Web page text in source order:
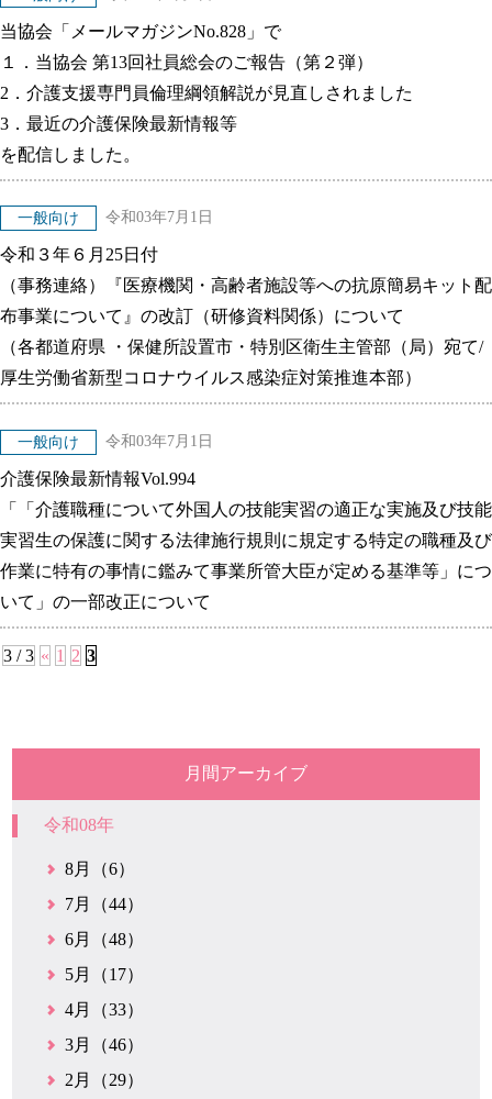
当協会「メールマガジンNo.828」で
１．当協会 第13回社員総会のご報告（第２弾）
2．介護支援専門員倫理綱領解説が見直しされました
3．最近の介護保険最新情報等
を配信しました。
一般向け 令和03年7月1日
令和３年６月25日付
（事務連絡）『医療機関・高齢者施設等への抗原簡易キット配
布事業について』の改訂（研修資料関係）について
（各都道府県 ・保健所設置市・特別区衛生主管部（局）宛て/
厚生労働省新型コロナウイルス感染症対策推進本部）
一般向け 令和03年7月1日
介護保険最新情報Vol.994
「「介護職種について外国人の技能実習の適正な実施及び技能
実習生の保護に関する法律施行規則に規定する特定の職種及び
作業に特有の事情に鑑みて事業所管大臣が定める基準等」につ
いて」の一部改正について
3 / 3 « 1 2 3
月間アーカイブ
令和08年
8月（6）
7月（44）
6月（48）
5月（17）
4月（33）
3月（46）
2月（29）